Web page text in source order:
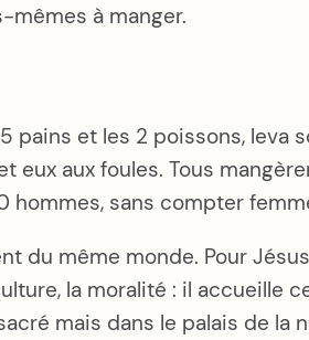
mêmes à manger.
pains et les 2 poissons,
aux foules. Tous
hommes, sans compter
même monde. Pour Jésus
la moralité : il accueille
mais dans le palais de la